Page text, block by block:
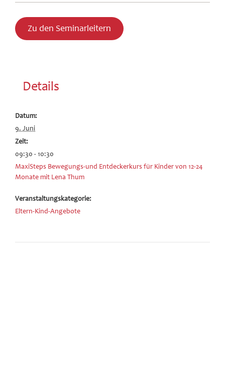
Zu den Seminarleitern
Details
Datum:
9. Juni
Zeit:
09:30 - 10:30
MaxiSteps Bewegungs-und Entdeckerkurs für Kinder von 12-24
Monate mit Lena Thum
Veranstaltungskategorie:
Eltern-Kind-Angebote